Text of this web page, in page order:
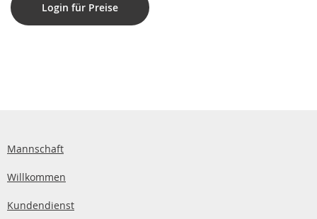
Login für Preise
Mannschaft
Willkommen
Kundendienst